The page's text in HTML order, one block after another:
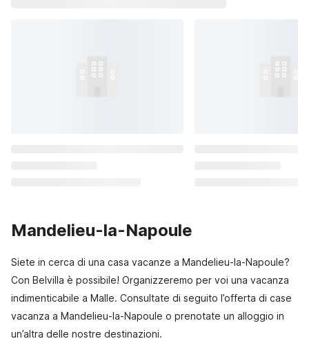
Mandelieu-la-Napoule
Siete in cerca di una casa vacanze a Mandelieu-la-Napoule?
Con Belvilla è possibile! Organizzeremo per voi una vacanza
indimenticabile a Malle. Consultate di seguito l’offerta di case
vacanza a Mandelieu-la-Napoule o prenotate un alloggio in
un’altra delle nostre destinazioni.